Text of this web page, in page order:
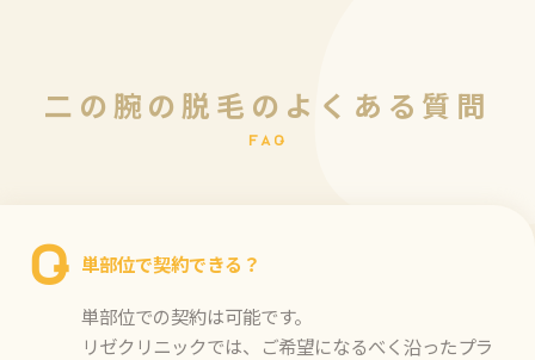
二 の 腕の 脱 毛 の よ く あ る 質 問
F A Q
Q 単部位で契約できる？
単部位での契約は可能です。
リゼクリニックでは、ご希望になるべく沿ったプラ